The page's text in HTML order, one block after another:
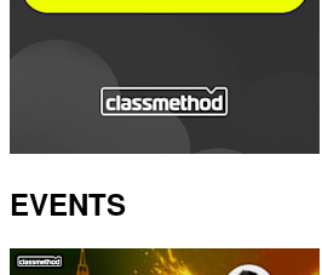
EVENTS